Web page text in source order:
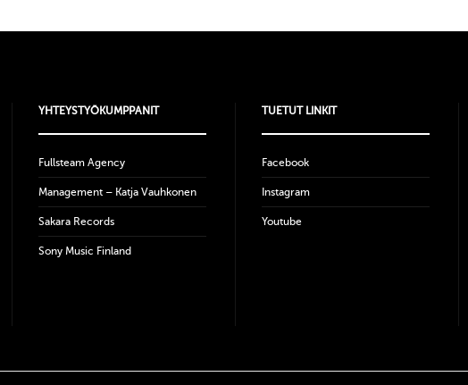
YHTEYSTYÖKUMPPANIT
Fullsteam Agency
Management – Katja Vauhkonen
Sakara Records
Sony Music Finland
TUETUT LINKIT
Facebook
Instagram
Youtube